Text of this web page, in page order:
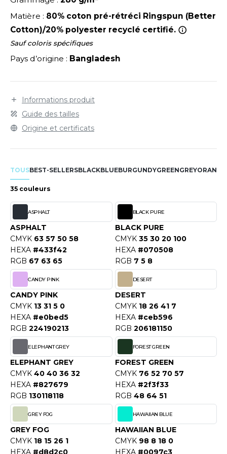
IN EUROPE
LABEL / TEAR AWAY
SHOPPING
VETEMENTS
SHIRT
SHIRT
PROFESSIONNELLE
- BLOUSON
ROW
OF THE LOOM
OF THE LOOM VINTAGE
- BLANKS
COOL
HOODS
T'S
SERIE
Matière : 80% coton pré-rétréci Ringspun (Better
Cotton)/20% polyester recyclé certifié.
Sauf coloris spécifiques
Pays d’origine : Bangladesh
Informations produit
Guide des tailles
Origine et certificats
TOUSBEST-SELLERSBLACKBLUEBURGUNDYGREENGREYORANGE
35 couleurs
ASPHALT
ASPHALT
CMYK 63 57 50 58
HEXA #433f42
RGB 67 63 65
BLACK PURE
BLACK PURE
CMYK 35 30 20 100
HEXA #070508
RGB 7 5 8
CANDY PINK
CANDY PINK
CMYK 13 31 5 0
HEXA #e0bed5
RGB 224190213
DESERT
DESERT
CMYK 18 26 41 7
HEXA #ceb596
RGB 206181150
ELEPHANT GREY
ELEPHANT GREY
CMYK 40 40 36 32
HEXA #827679
RGB 130118118
FOREST GREEN
FOREST GREEN
CMYK 76 52 70 57
HEXA #2f3f33
RGB 48 64 51
GREY FOG
GREY FOG
CMYK 18 15 26 1
HEXA #d8d2c0
HAWAIIAN BLUE
HAWAIIAN BLUE
CMYK 98 8 18 0
HEXA #0097c3